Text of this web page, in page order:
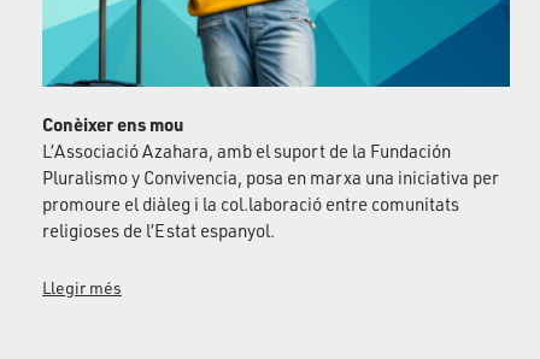
Conèixer ens mou
L’Associació Azahara, amb el suport de la Fundación
Pluralismo y Convivencia, posa en marxa una iniciativa per
promoure el diàleg i la col.laboració entre comunitats
religioses de l’Estat espanyol.
Llegir més